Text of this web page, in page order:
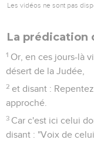
Les vidéos ne sont pas
La prédication
1 Or, en ces jours-là
désert de la Judée,
2 et disant :
approché.
3 Car c'est ici celui
disant : "Voix de